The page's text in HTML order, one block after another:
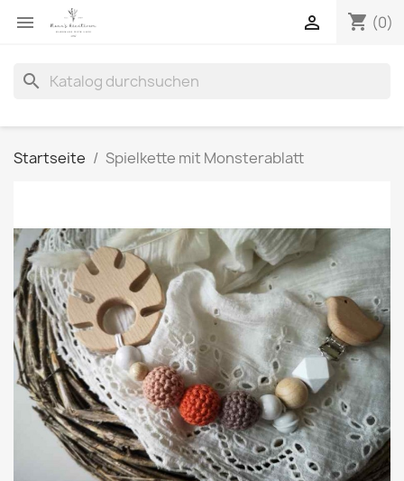
 shopping_cart (0)

search
Startseite Spielkette mit Monsterablatt